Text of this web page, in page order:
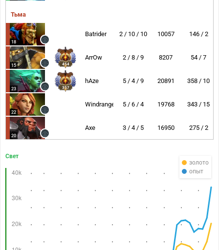
Тьма
18
Batrider 2 / 10 / 10 10057 146 / 2
15 454
ArrOw 2 / 8 / 9 8207 54 / 7
23 357
hAze 5 / 4 / 9 20891 358 / 10
22
Windranger 5 / 6 / 4 19768 343 / 15
20
Axe 3 / 4 / 5 16950 275 / 2
золото
опыт
Свет